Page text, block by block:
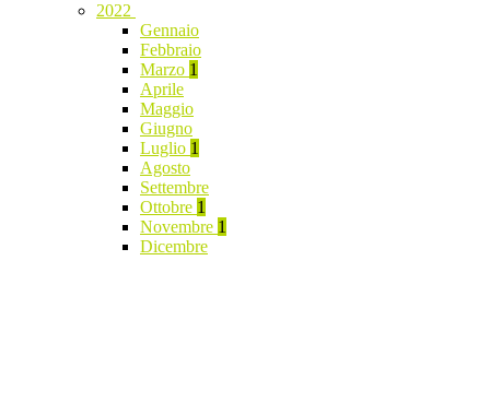
2022
Gennaio
Febbraio
Marzo 1
Aprile
Maggio
Giugno
Luglio 1
Agosto
Settembre
Ottobre 1
Novembre 1
Dicembre